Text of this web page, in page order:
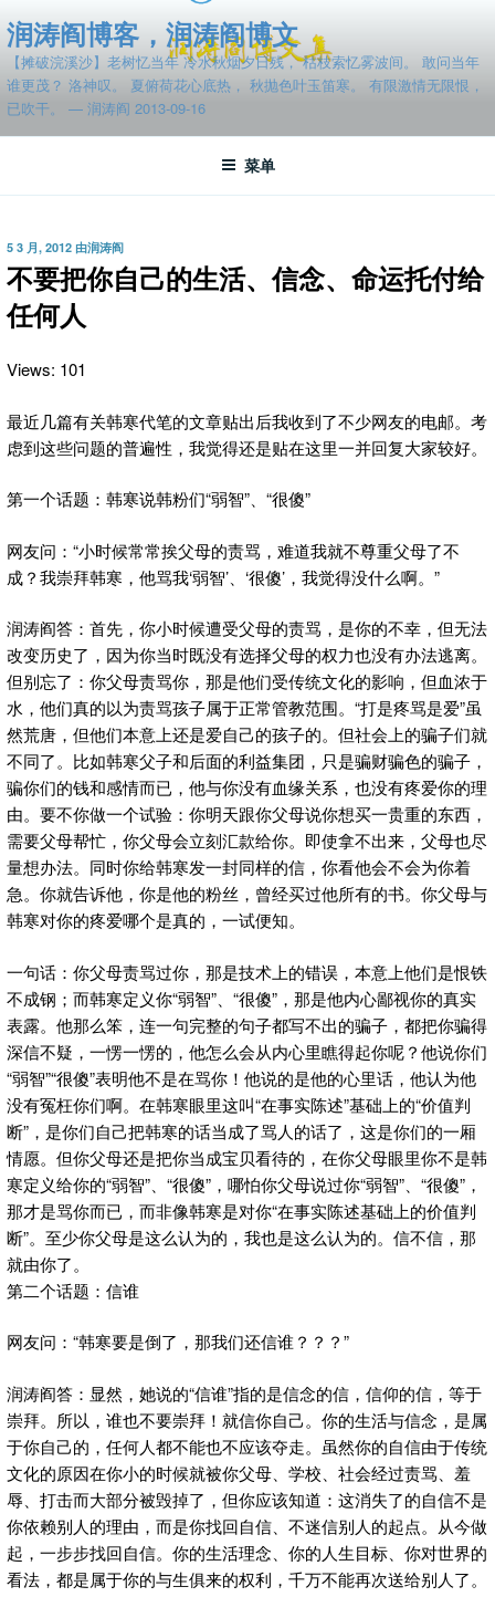
至
容
润涛阎博客，润涛阎博文
【摊破浣溪沙】老树忆当年 冷水秋烟夕日残， 枯枝索忆雾波间。 敢问当年
谁更茂？ 洛神叹。 夏俯荷花心底热， 秋抛色叶玉笛寒。 有限激情无限恨，
已吹干。 — 润涛阎 2013-09-16
菜单
发
布
于
5 3 月, 2012 由润涛阎
不要把你自己的生活、信念、命运托付给
任何人
Views: 101
最近几篇有关韩寒代笔的文章贴出后我收到了不少网友的电邮。考
虑到这些问题的普遍性，我觉得还是贴在这里一并回复大家较好。
第一个话题：韩寒说韩粉们“弱智”、“很傻”
网友问：“小时候常常挨父母的责骂，难道我就不尊重父母了不
成？我崇拜韩寒，他骂我‘弱智’、‘很傻’，我觉得没什么啊。”
润涛阎答：首先，你小时候遭受父母的责骂，是你的不幸，但无法
改变历史了，因为你当时既没有选择父母的权力也没有办法逃离。
但别忘了：你父母责骂你，那是他们受传统文化的影响，但血浓于
水，他们真的以为责骂孩子属于正常管教范围。“打是疼骂是爱”虽
然荒唐，但他们本意上还是爱自己的孩子的。但社会上的骗子们就
不同了。比如韩寒父子和后面的利益集团，只是骗财骗色的骗子，
骗你们的钱和感情而已，他与你没有血缘关系，也没有疼爱你的理
由。要不你做一个试验：你明天跟你父母说你想买一贵重的东西，
需要父母帮忙，你父母会立刻汇款给你。即使拿不出来，父母也尽
量想办法。同时你给韩寒发一封同样的信，你看他会不会为你着
急。你就告诉他，你是他的粉丝，曾经买过他所有的书。你父母与
韩寒对你的疼爱哪个是真的，一试便知。
一句话：你父母责骂过你，那是技术上的错误，本意上他们是恨铁
不成钢；而韩寒定义你“弱智”、“很傻”，那是他内心鄙视你的真实
表露。他那么笨，连一句完整的句子都写不出的骗子，都把你骗得
深信不疑，一愣一愣的，他怎么会从内心里瞧得起你呢？他说你们
“弱智”“很傻”表明他不是在骂你！他说的是他的心里话，他认为他
没有冤枉你们啊。在韩寒眼里这叫“在事实陈述”基础上的“价值判
断”，是你们自己把韩寒的话当成了骂人的话了，这是你们的一厢
情愿。但你父母还是把你当成宝贝看待的，在你父母眼里你不是韩
寒定义给你的“弱智”、“很傻”，哪怕你父母说过你“弱智”、“很傻”，
那才是骂你而已，而非像韩寒是对你“在事实陈述基础上的价值判
断”。至少你父母是这么认为的，我也是这么认为的。信不信，那
就由你了。
第二个话题：信谁
网友问：“韩寒要是倒了，那我们还信谁？？？”
润涛阎答：显然，她说的“信谁”指的是信念的信，信仰的信，等于
崇拜。所以，谁也不要崇拜！就信你自己。你的生活与信念，是属
于你自己的，任何人都不能也不应该夺走。虽然你的自信由于传统
文化的原因在你小的时候就被你父母、学校、社会经过责骂、羞
辱、打击而大部分被毁掉了，但你应该知道：这消失了的自信不是
你依赖别人的理由，而是你找回自信、不迷信别人的起点。从今做
起，一步步找回自信。你的生活理念、你的人生目标、你对世界的
看法，都是属于你的与生俱来的权利，千万不能再次送给别人了。